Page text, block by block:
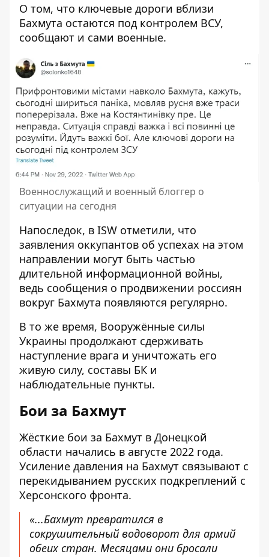
О том, что ключевые дороги вблизи
Бахмута остаются под контролем ВСУ,
сообщают и сами военные.
Военнослужащий и военный блоггер о
ситуации на сегодня
Напоследок, в ISW отметили, что
заявления оккупантов об успехах на этом
направлении могут быть частью
длительной информационной войны,
ведь сообщения о продвижении россиян
вокруг Бахмута появляются регулярно.
В то же время, Вооружённые силы
Украины продолжают сдерживать
наступление врага и уничтожать его
живую силу, составы БК и
наблюдательные пункты.
Бои за Бахмут
Жёсткие бои за Бахмут в Донецкой
области начались в августе 2022 года.
Усиление давления на Бахмут связывают с
перекидыванием русских подкреплений с
Херсонского фронта.
«...Бахмут превратился в
сокрушительный водоворот для армий
обеих стран. Месяцами они бросали